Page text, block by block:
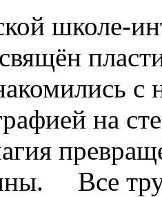
школе-
на
Все